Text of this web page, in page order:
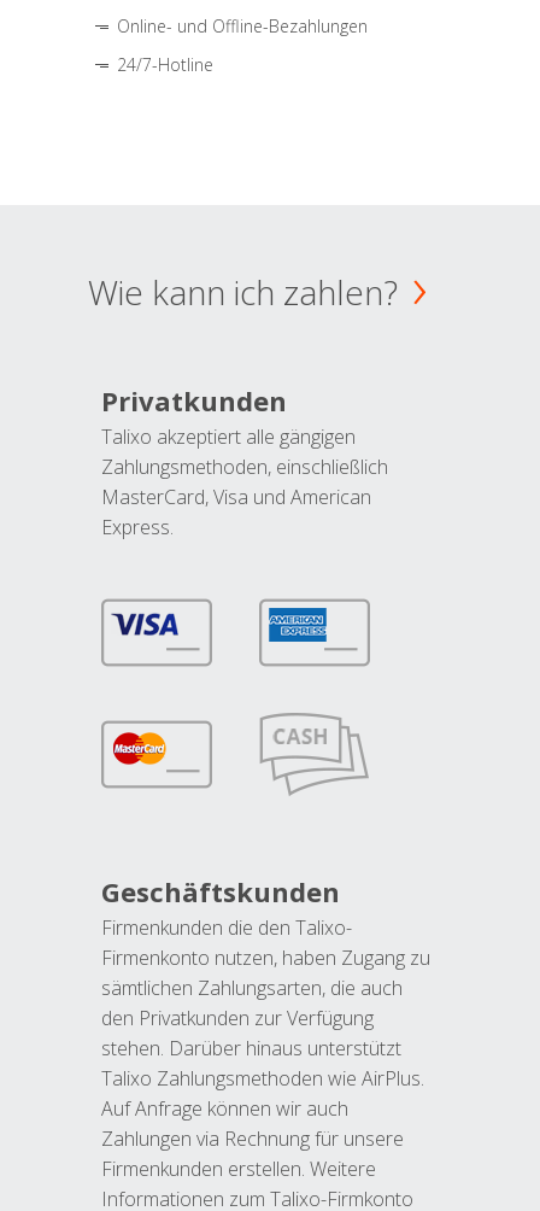
Online- und Offline-Bezahlungen
24/7-Hotline
Wie kann ich zahlen?
Privatkunden
Talixo akzeptiert alle gängigen
Zahlungsmethoden, einschließlich
MasterCard, Visa und American
Express.
Geschäftskunden
Firmenkunden die den Talixo-
Firmenkonto nutzen, haben Zugang zu
sämtlichen Zahlungsarten, die auch
den Privatkunden zur Verfügung
stehen. Darüber hinaus unterstützt
Talixo Zahlungsmethoden wie AirPlus.
Auf Anfrage können wir auch
Zahlungen via Rechnung für unsere
Firmenkunden erstellen. Weitere
Informationen zum Talixo-Firmkonto